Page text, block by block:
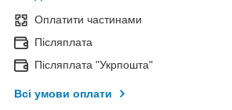
Оплатити частинами
Післяплата
Післяплата "Укрпошта"
Всі умови оплати